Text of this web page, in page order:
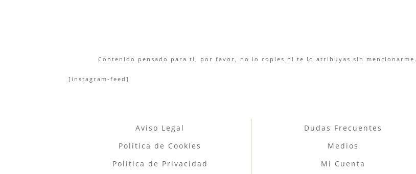
Contenido pensado para tí, por favor, no lo copies ni te lo atribuyas sin mencionarme.
[instagram-feed]
Aviso Legal
Política de Cookies
Política de Privacidad
Dudas Frecuentes
Medios
Mi Cuenta